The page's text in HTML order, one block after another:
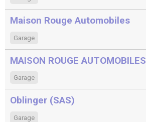
Maison Rouge Automobiles
Garage
MAISON ROUGE AUTOMOBILES
Garage
Oblinger (SAS)
Garage